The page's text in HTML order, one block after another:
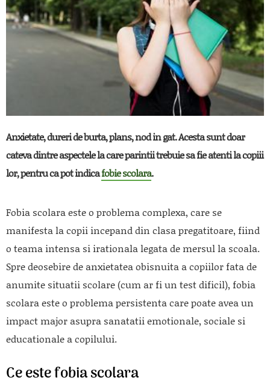
Anxietate, dureri de burta, plans, nod in gat. Acesta sunt doar
cateva dintre aspectele la care parintii trebuie sa fie atenti la copiii
lor, pentru ca pot indicafobie scolara.
Fobia scolara este o problema complexa, care se
manifesta la copii incepand din clasa pregatitoare, fiind
o teama intensa si irationala legata de mersul la scoala.
Spre deosebire de anxietatea obisnuita a copiilor fata de
anumite situatii scolare (cum ar fi un test dificil), fobia
scolara este o problema persistenta care poate avea un
impact major asupra sanatatii emotionale, sociale si
educationale a copilului.
Ce este fobia scolara